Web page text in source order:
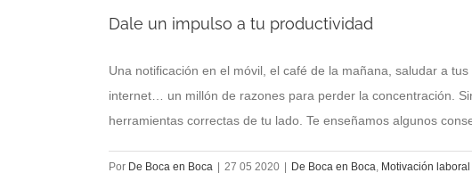
Dale un impulso a tu productividad
Una notificación en el móvil, el café de la mañana, saludar a
internet… un millón de razones para perder la concentración.
herramientas correctas de tu lado. Te enseñamos algunos
Por De Boca en Boca 27 05 2020 De Boca en Boca, Motivación laboral